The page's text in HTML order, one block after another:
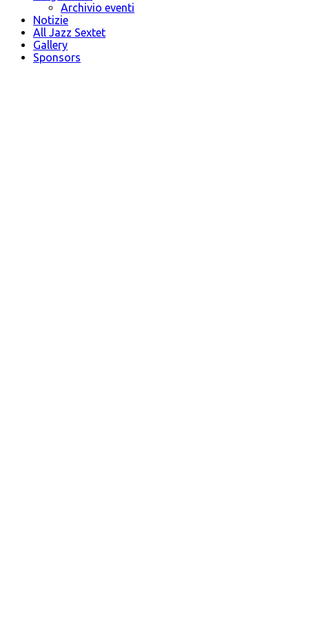
Archivio eventi
Notizie
All Jazz Sextet
Gallery
Sponsors